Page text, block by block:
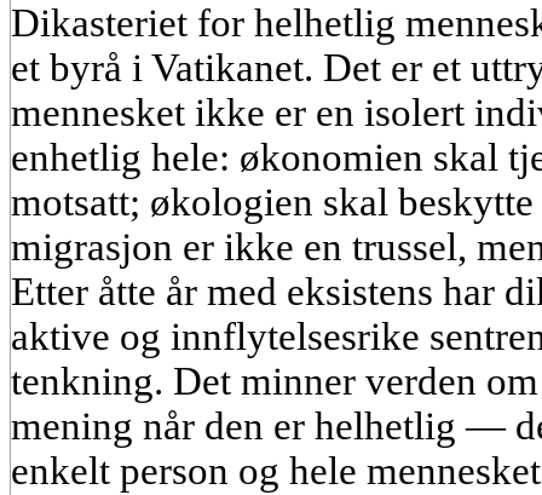
Dikasteriet for helhetlig
et byrå i Vatikanet. Det er et
mennesket ikke er en isolert
enhetlig hele: økonomien skal
motsatt; økologien skal
migrasjon er ikke en trussel,
Etter åtte år med eksistens har
aktive og innflytelsesrike
tenkning. Det minner verden
mening når den er helhetlig —
enkelt person og hele